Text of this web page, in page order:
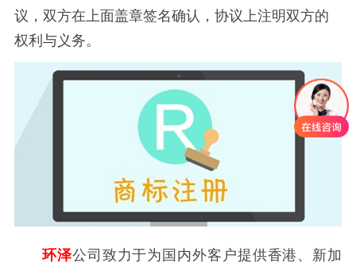
议，双方在上面盖章签名确认，协议上注明双方的
权利与义务。
环泽公司致力于为国内外客户提供香港、新加